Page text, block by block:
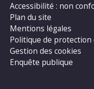
Accessibilité : non
Plan du site
Mentions légales
Politique de protection
Gestion des cookies
Enquête publique